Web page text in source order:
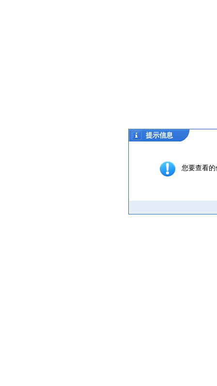
提示信息
您要查看